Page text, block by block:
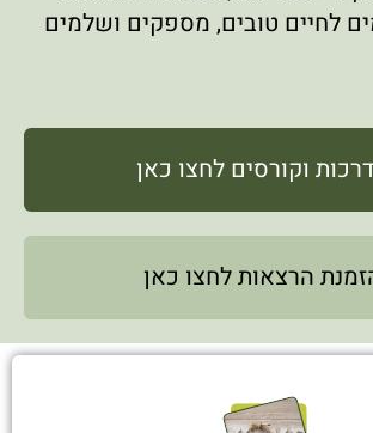
לחיים טובים, מספקים ושלמים
וקורסים לחצו כאן
הרצאות לחצו כאן